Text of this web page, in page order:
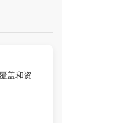
盖和资